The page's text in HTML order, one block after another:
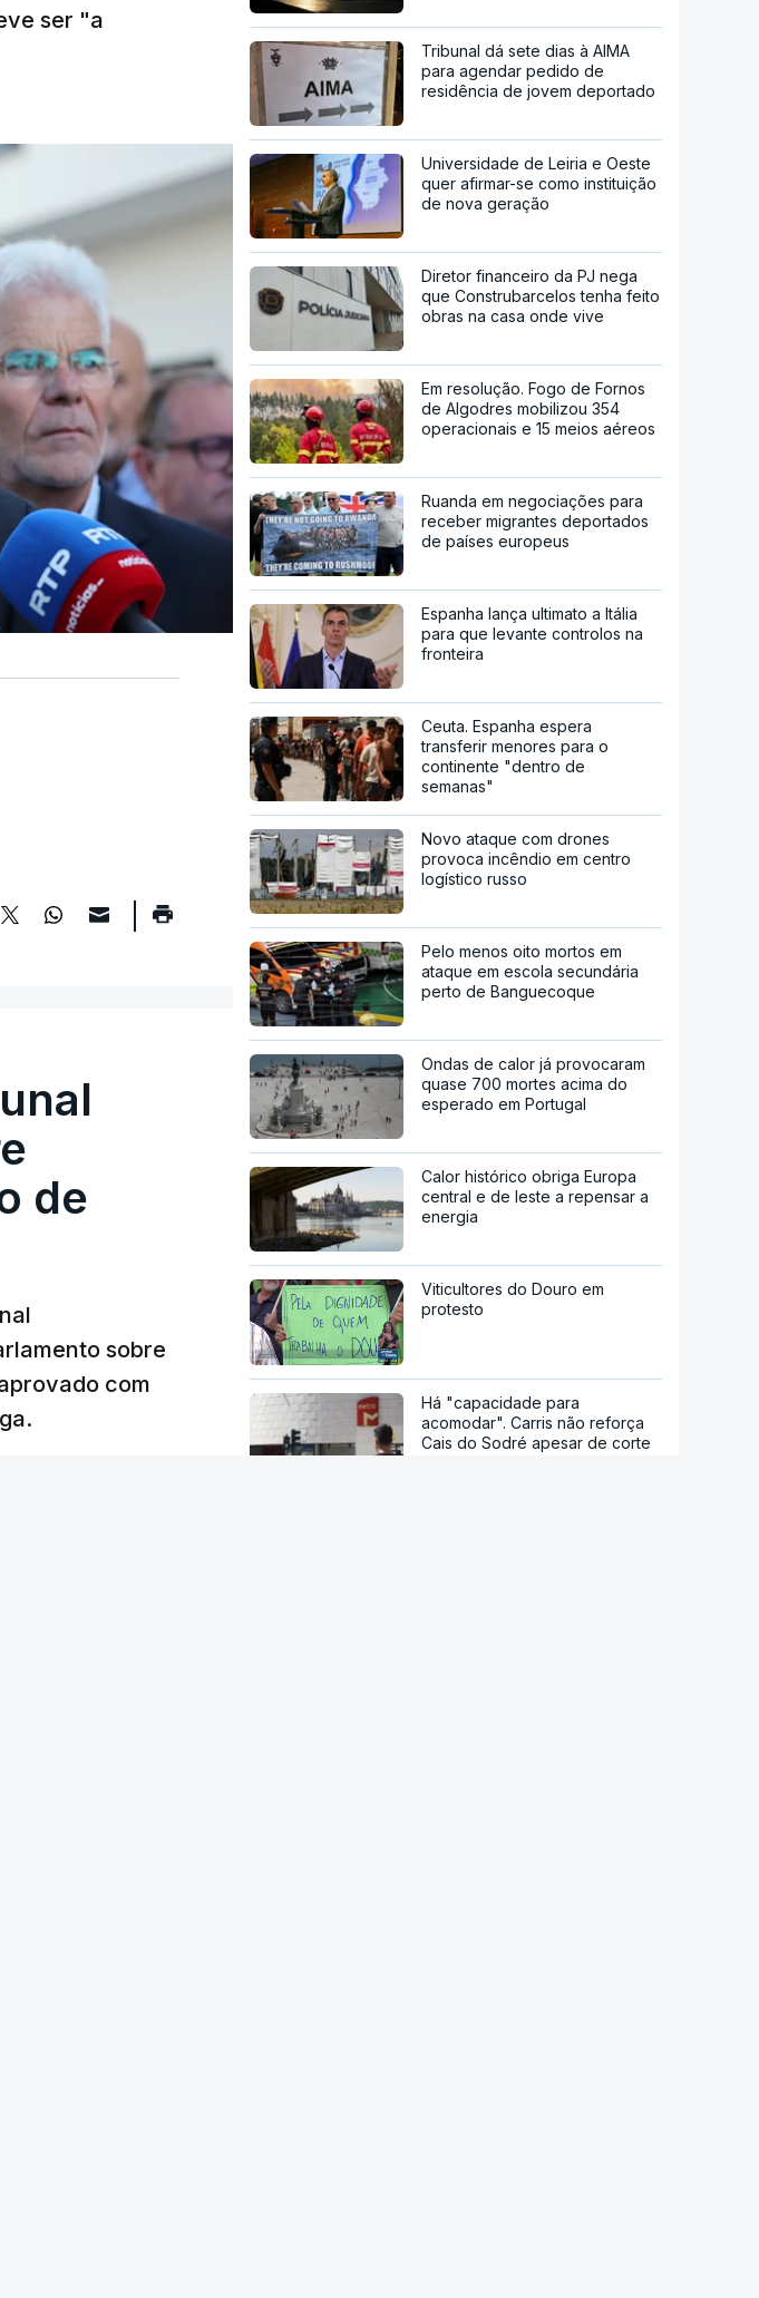
ser "a
de
sobre
com
Tribunal dá sete dias à AIMA
para agendar pedido de
residência de jovem deportado
Universidade de Leiria e Oeste
quer afirmar-se como instituição
de nova geração
Diretor financeiro da PJ nega
que Construbarcelos tenha feito
obras na casa onde vive
Em resolução. Fogo de Fornos
de Algodres mobilizou 354
operacionais e 15 meios aéreos
Ruanda em negociações para
receber migrantes deportados
de países europeus
Espanha lança ultimato a Itália
para que levante controlos na
fronteira
Ceuta. Espanha espera
transferir menores para o
continente "dentro de
semanas"
Novo ataque com drones
provoca incêndio em centro
logístico russo
Pelo menos oito mortos em
ataque em escola secundária
perto de Banguecoque
Ondas de calor já provocaram
quase 700 mortes acima do
esperado em Portugal
Calor histórico obriga Europa
central e de leste a repensar a
energia
Viticultores do Douro em
protesto
Há "capacidade para
acomodar". Carris não reforça
Cais do Sodré apesar de corte